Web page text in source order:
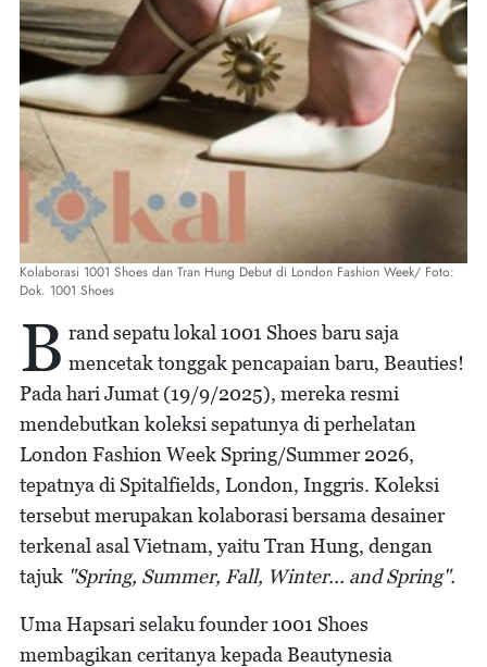
Kolaborasi 1001 Shoes dan Tran Hung Debut di London Fashion Week/ Foto:
Dok. 1001 Shoes
B rand sepatu lokal 1001 Shoes baru saja
mencetak tonggak pencapaian baru, Beauties!
Pada hari Jumat (19/9/2025), mereka resmi
mendebutkan koleksi sepatunya di perhelatan
London Fashion Week Spring/Summer 2026,
tepatnya di Spitalfields, London, Inggris. Koleksi
tersebut merupakan kolaborasi bersama desainer
terkenal asal Vietnam, yaitu Tran Hung, dengan
tajuk "Spring, Summer, Fall, Winter... and Spring".
Uma Hapsari selaku founder 1001 Shoes
membagikan ceritanya kepada Beautynesia